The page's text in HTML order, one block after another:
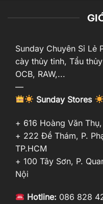
Sunday Chuyên Sỉ Lẻ
cày thủy tinh, Tẩu
OCB, RAW,...
—
Sunday Stores
+ 616 Hoàng Văn
+ 222 Đề Thám, P.
TP.HCM
+ 100 Tây Sơn, P.
Nội
Hotline: 086 828